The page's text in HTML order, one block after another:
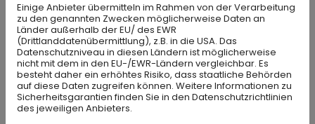
und Wasserschäden. Wir sind bereits
seit 2014 spezialisiert.
Mehr erfahren
Einige Anbieter übermitteln im Rahmen von der Verarbeitung
zu den genannten Zwecken möglicherweise Daten an
Länder außerhalb der EU/ des EWR
(Drittlanddatenübermittlung), z.B. in die USA. Das
Datenschutzniveau in diesen Ländern ist möglicherweise
nicht mit dem in den EU-/EWR-Ländern vergleichbar. Es
besteht daher ein erhöhtes Risiko, dass staatliche Behörden
auf diese Daten zugreifen können. Weitere Informationen zu
Sicherheitsgarantien finden Sie in den Datenschutzrichtlinien
des jeweiligen Anbieters.